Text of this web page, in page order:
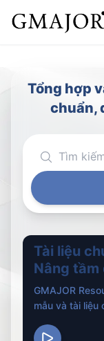
Tổng hợp
chuẩn,
Tài liệu
Nâng tầm
GMAJOR
mẫu và tài liệu